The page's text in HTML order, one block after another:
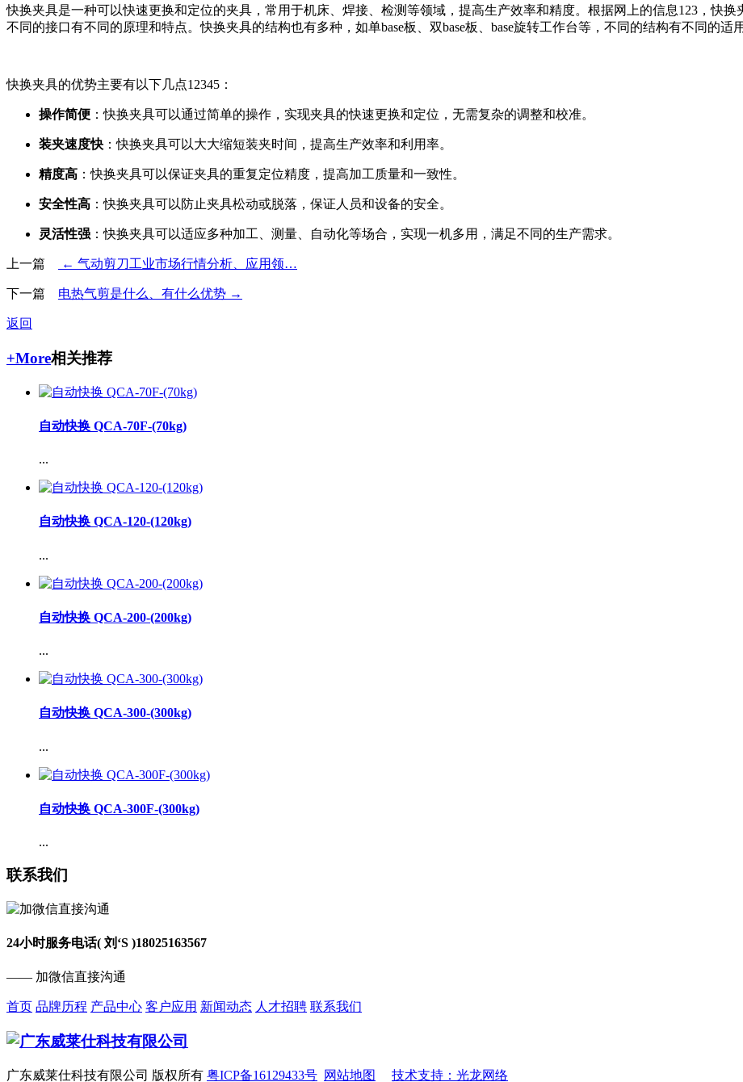
快换夹具是一种可以快速更换和定位的夹具，常用于机床、焊接、检测等领域，提高生产效率和精度。根据网上的信息123，快
不同的接口有不同的原理和特点。快换夹具的结构也有多种，如单base板、双base板、base旋转工作台等，不同的结构有不同的适
快换夹具的优势主要有以下几点12345：
操作简便 ：快换夹具可以通过简单的操作，实现夹具的快速更换和定位，无需复杂的调整和校准。
装夹速度快 ：快换夹具可以大大缩短装夹时间，提高生产效率和利用率。
精度高 ：快换夹具可以保证夹具的重复定位精度，提高加工质量和一致性。
安全性高 ：快换夹具可以防止夹具松动或脱落，保证人员和设备的安全。
灵活性强 ：快换夹具可以适应多种加工、测量、自动化等场合，实现一机多用，满足不同的生产需求。
上一篇 ← 气动剪刀工业市场行情分析、应用领…
下一篇 电热气剪是什么、有什么优势 →
返回
+More相关推荐
自动快换 QCA-70F-(70kg)
...
自动快换 QCA-120-(120kg)
...
自动快换 QCA-200-(200kg)
...
自动快换 QCA-300-(300kg)
...
自动快换 QCA-300F-(300kg)
...
联系我们
24小时服务电话( 刘‘S )18025163567
—— 加微信直接沟通
首页 品牌历程 产品中心 客户应用 新闻动态 人才招聘 联系我们
广东威莱仕科技有限公司 版权所有 粤ICP备16129433号 网站地图 技术支持：光龙网络